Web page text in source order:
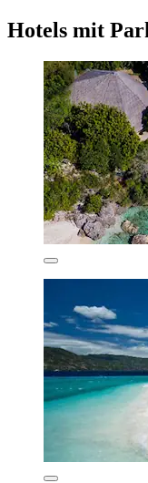
Hotels mit